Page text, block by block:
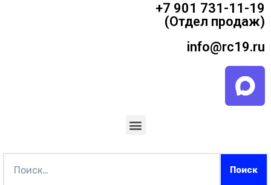
+7 901 731-11-19
(Отдел продаж)
info@rc19.ru